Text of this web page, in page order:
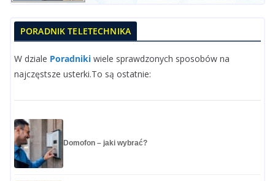
PORADNIK TELETECHNIKA
W dziale Poradniki wiele sprawdzonych sposobów na
najczęstsze usterki.To są ostatnie:
Domofon – jaki wybrać?